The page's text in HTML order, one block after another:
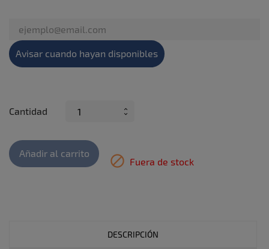
Avisar cuando hayan disponibles
Cantidad
Añadir al carrito  Fuera de stock
DESCRIPCIÓN